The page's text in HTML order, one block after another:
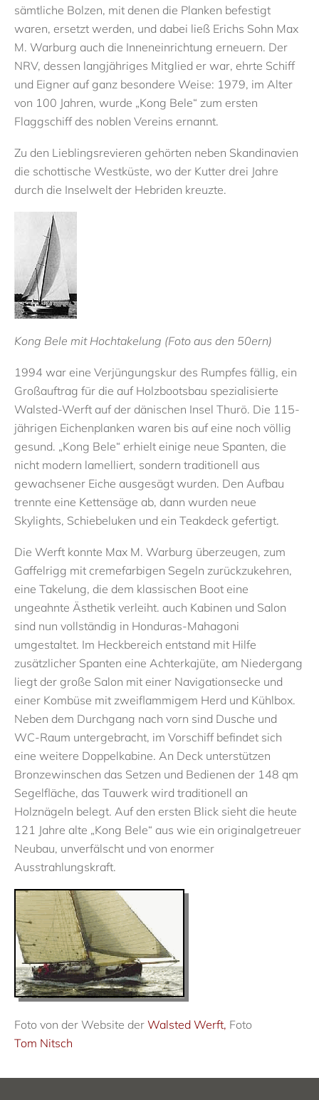
sämtliche Bolzen, mit denen die Planken befestigt
waren, ersetzt werden, und dabei ließ Erichs Sohn Max
M. Warburg auch die Inneneinrichtung erneuern. Der
NRV, dessen langjähriges Mitglied er war, ehrte Schiff
und Eigner auf ganz besondere Weise: 1979, im Alter
von 100 Jahren, wurde „Kong Bele“ zum ersten
Flaggschiff des noblen Vereins ernannt.
Zu den Lieblingsrevieren gehörten neben Skandinavien
die schottische Westküste, wo der Kutter drei Jahre
durch die Inselwelt der Hebriden kreuzte.
Kong Bele mit Hochtakelung (Foto aus den 50ern)
1994 war eine Verjüngungskur des Rumpfes fällig, ein
Großauftrag für die auf Holzbootsbau spezialisierte
Walsted-Werft auf der dänischen Insel Thurö. Die 115-
jährigen Eichenplanken waren bis auf eine noch völlig
gesund. „Kong Bele“ erhielt einige neue Spanten, die
nicht modern lamelliert, sondern traditionell aus
gewachsener Eiche ausgesägt wurden. Den Aufbau
trennte eine Kettensäge ab, dann wurden neue
Skylights, Schiebeluken und ein Teakdeck gefertigt.
Die Werft konnte Max M. Warburg überzeugen, zum
Gaffelrigg mit cremefarbigen Segeln zurückzukehren,
eine Takelung, die dem klassischen Boot eine
ungeahnte Ästhetik verleiht. auch Kabinen und Salon
sind nun vollständig in Honduras-Mahagoni
umgestaltet. Im Heckbereich entstand mit Hilfe
zusätzlicher Spanten eine Achterkajüte, am Niedergang
liegt der große Salon mit einer Navigationsecke und
einer Kombüse mit zweiflammigem Herd und Kühlbox.
Neben dem Durchgang nach vorn sind Dusche und
WC-Raum untergebracht, im Vorschiff befindet sich
eine weitere Doppelkabine. An Deck unterstützen
Bronzewinschen das Setzen und Bedienen der 148 qm
Segelfläche, das Tauwerk wird traditionell an
Holznägeln belegt. Auf den ersten Blick sieht die heute
121 Jahre alte „Kong Bele“ aus wie ein originalgetreuer
Neubau, unverfälscht und von enormer
Ausstrahlungskraft.
Foto von der Website derWalsted Werft, Foto
Tom Nitsch